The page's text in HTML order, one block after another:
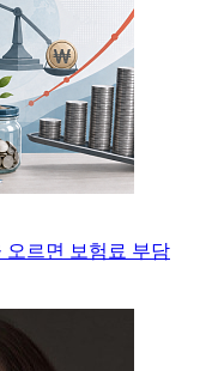
오르면 보험료 부담